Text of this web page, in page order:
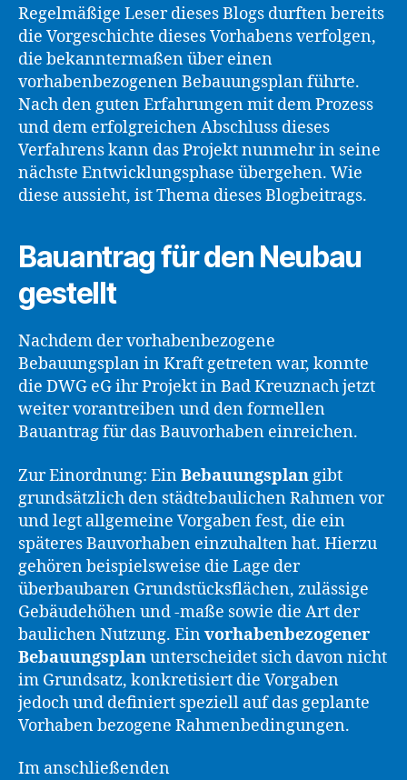
Regelmäßige Leser dieses Blogs durften bereits
die Vorgeschichte dieses Vorhabens verfolgen,
die bekanntermaßen über einen
vorhabenbezogenen Bebauungsplan führte.
Nach den guten Erfahrungen mit dem Prozess
und dem erfolgreichen Abschluss dieses
Verfahrens kann das Projekt nunmehr in seine
nächste Entwicklungsphase übergehen. Wie
diese aussieht, ist Thema dieses Blogbeitrags.
Bauantrag für den Neubau
gestellt
Nachdem der vorhabenbezogene
Bebauungsplan in Kraft getreten war, konnte
die DWG eG ihr Projekt in Bad Kreuznach jetzt
weiter vorantreiben und den formellen
Bauantrag für das Bauvorhaben einreichen.
Zur Einordnung: EinBebauungsplan gibt
grundsätzlich den städtebaulichen Rahmen vor
und legt allgemeine Vorgaben fest, die ein
späteres Bauvorhaben einzuhalten hat. Hierzu
gehören beispielsweise die Lage der
überbaubaren Grundstücksflächen, zulässige
Gebäudehöhen und -maße sowie die Art der
baulichen Nutzung. Einvorhabenbezogener
Bebauungsplanunterscheidet sich davon nicht
im Grundsatz, konkretisiert die Vorgaben
jedoch und definiert speziell auf das geplante
Vorhaben bezogene Rahmenbedingungen.
Im anschließenden